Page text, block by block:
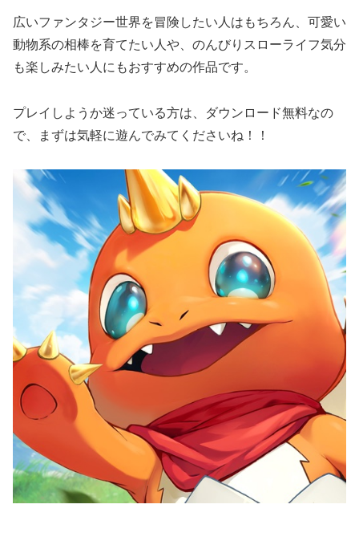
広いファンタジー世界を冒険したい人はもちろん、可愛い
動物系の相棒を育てたい人や、のんびりスローライフ気分
も楽しみたい人にもおすすめの作品です。
プレイしようか迷っている方は、ダウンロード無料なの
で、まずは気軽に遊んでみてくださいね！！